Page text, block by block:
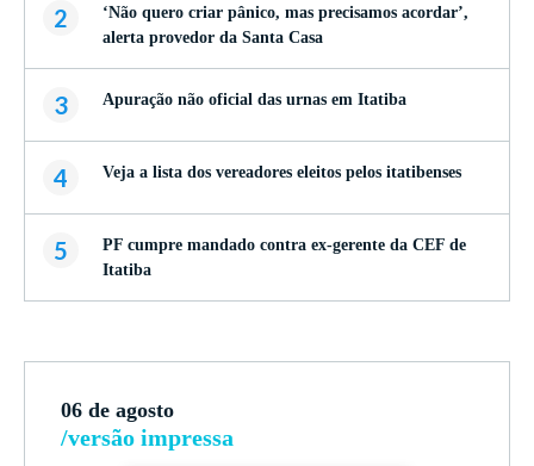
2
‘Não quero criar pânico, mas precisamos acordar’,
alerta provedor da Santa Casa
3 Apuração não oficial das urnas em Itatiba
4 Veja a lista dos vereadores eleitos pelos itatibenses
5
PF cumpre mandado contra ex-gerente da CEF de
Itatiba
06 de agosto
/versão impressa